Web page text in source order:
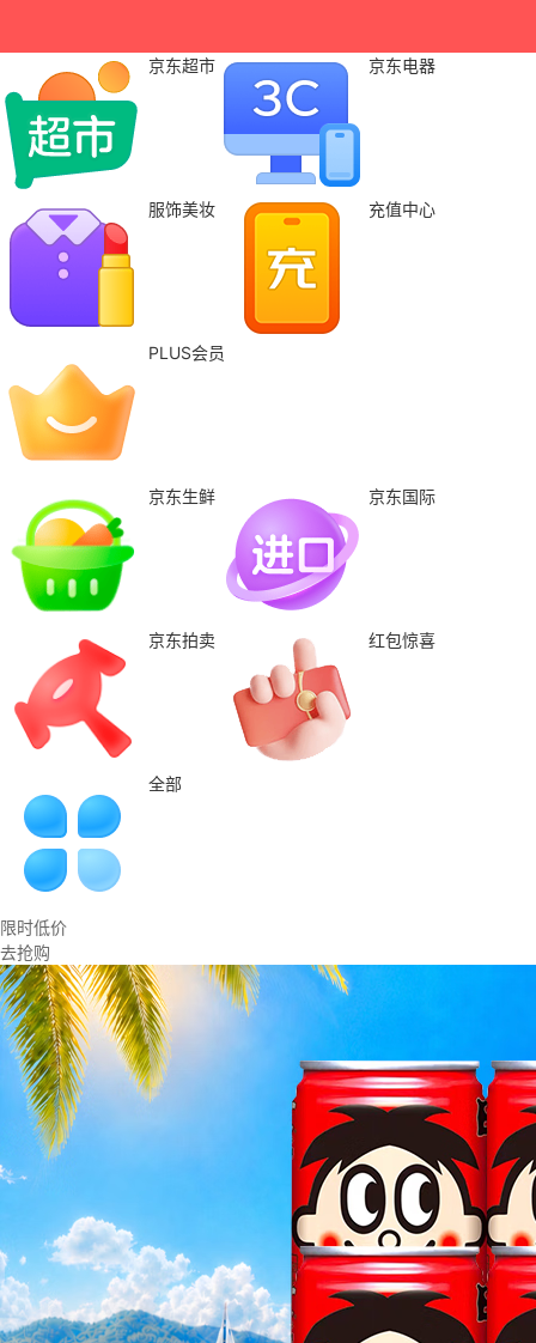
京东超市 京东电器
服饰美妆 充值中心
PLUS会员
京东生鲜 京东国际
京东拍卖 红包惊喜
全部
限时低价
去抢购